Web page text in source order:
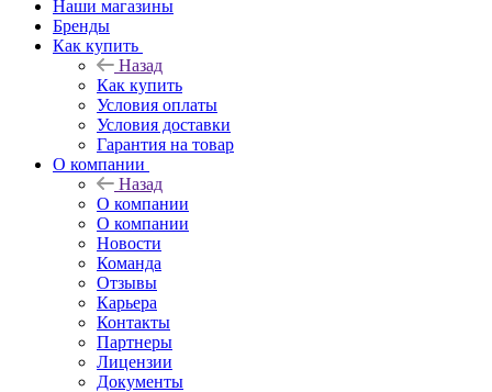
Наши магазины
Бренды
Как купить
Назад
Как купить
Условия оплаты
Условия доставки
Гарантия на товар
О компании
Назад
О компании
О компании
Новости
Команда
Отзывы
Карьера
Контакты
Партнеры
Лицензии
Документы